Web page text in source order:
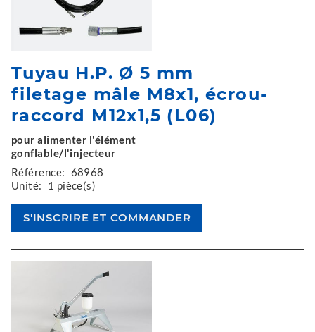
Tuyau H.P. Ø 5 mm
filetage mâle M8x1, écrou-
raccord M12x1,5 (L06)
pour alimenter l'élément
gonflable/l'injecteur
Référence: 68968
Unité:
1 pièce(s)